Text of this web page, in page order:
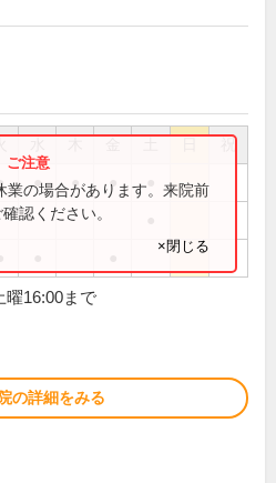
祝
● ● ●
業の場合があります。来院前
認ください。
×閉じる
曜16:00まで
の詳細をみる